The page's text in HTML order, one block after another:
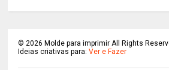
©2026 Molde para imprimir All Rights
Ideias criativas para:Ver e Fazer